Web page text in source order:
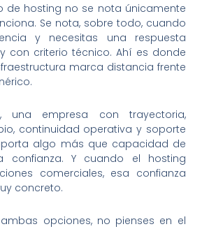
de hosting no se nota únicamente
Se nota, sobre todo, cuando
y necesitas una respuesta
con criterio técnico. Ahí es donde
marca distancia frente
una empresa con trayectoria,
continuidad operativa y soporte
algo más que capacidad de
confianza. Y cuando el hosting
comerciales, esa confianza
concreto.
opciones, no pienses en el